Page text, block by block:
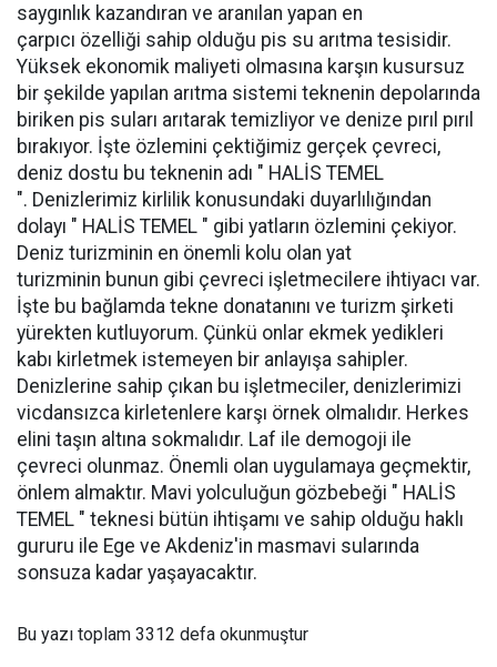
saygınlık kazandıran ve aranılan yapan en
çarpıcı özelliği sahip olduğu pis su arıtma tesisidir.
Yüksek ekonomik maliyeti olmasına karşın kusursuz
bir şekilde yapılan arıtma sistemi teknenin depolarında
biriken pis suları arıtarak temizliyor ve denize pırıl pırıl
bırakıyor. İşte özlemini çektiğimiz gerçek çevreci,
deniz dostu bu teknenin adı " HALİS TEMEL
". Denizlerimiz kirlilik konusundaki duyarlılığından
dolayı " HALİS TEMEL " gibi yatların özlemini çekiyor.
Deniz turizminin en önemli kolu olan yat
turizminin bunun gibi çevreci işletmecilere ihtiyacı var.
İşte bu bağlamda tekne donatanını ve turizm şirketi
yürekten kutluyorum. Çünkü onlar ekmek yedikleri
kabı kirletmek istemeyen bir anlayışa sahipler.
Denizlerine sahip çıkan bu işletmeciler, denizlerimizi
vicdansızca kirletenlere karşı örnek olmalıdır. Herkes
elini taşın altına sokmalıdır. Laf ile demogoji ile
çevreci olunmaz. Önemli olan uygulamaya geçmektir,
önlem almaktır. Mavi yolculuğun gözbebeği " HALİS
TEMEL " teknesi bütün ihtişamı ve sahip olduğu haklı
gururu ile Ege ve Akdeniz'in masmavi sularında
sonsuza kadar yaşayacaktır.
Bu yazı toplam 3312 defa okunmuştur